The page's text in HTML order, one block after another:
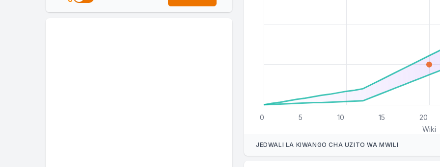
0 5 10 15 20
Wiki
JEDWALI LA KIWANGO CHA UZITO WA MWILI